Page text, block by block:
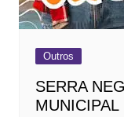
Outros
SERRA
MUNICIPAL